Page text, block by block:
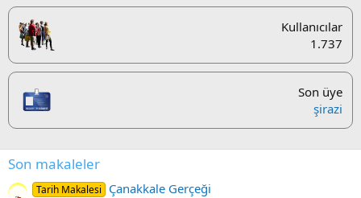
Kullanıcılar
1.737
Son üye
şirazi
Son makaleler
Tarih Makalesi
Çanakkale Gerçeği